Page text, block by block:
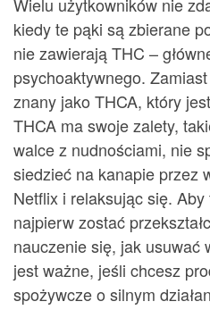
kiedy te pąki są zbierane
nie zawierają THC –
psychoaktywnego.
znany jako THCA, który
THCA ma swoje zalety,
walce z nudnościami, nie
siedzieć na kanapie przez
Netflix i relaksując się.
najpierw zostać
nauczenie się, jak usuwać
jest ważne, jeśli chcesz
spożywcze o silnym